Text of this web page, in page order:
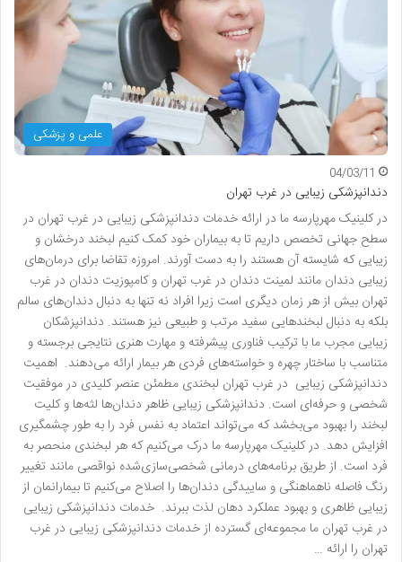
علمی و پزشکی
04/03/11
دندانپزشکی زیبایی در غرب تهران
در کلینیک مهرپارسه ما در ارائه خدمات دندانپزشکی زیبایی در غرب تهران در
سطح جهانی تخصص داریم تا به بیماران خود کمک کنیم لبخند درخشان و
زیبایی که شایسته آن هستند را به دست آورند. امروزه تقاضا برای درمان‌های
زیبایی دندان مانند لمینت دندان در غرب تهران و کامپوزیت دندان در غرب
تهران بیش از هر زمان دیگری است زیرا افراد نه تنها به دنبال دندان‌های سالم
بلکه به دنبال لبخندهایی سفید مرتب و طبیعی نیز هستند. دندانپزشکان
زیبایی مجرب ما با ترکیب فناوری پیشرفته و مهارت هنری نتایجی برجسته و
متناسب با ساختار چهره و خواسته‌های فردی هر بیمار ارائه می‌دهند. اهمیت
دندانپزشکی زیبایی در غرب تهران لبخندی مطمئن عنصر کلیدی در موفقیت
شخصی و حرفه‌ای است. دندانپزشکی زیبایی ظاهر دندان‌ها لثه‌ها و کلیت
لبخند را بهبود می‌بخشد که می‌تواند اعتماد به نفس فرد را به طور چشمگیری
افزایش دهد. در کلینیک مهرپارسه ما درک می‌کنیم که هر لبخندی منحصر به
فرد است. از طریق برنامه‌های درمانی شخصی‌سازی‌شده نواقصی مانند تغییر
رنگ فاصله ناهماهنگی و ساییدگی دندان‌ها را اصلاح می‌کنیم تا بیمارانمان از
زیبایی ظاهری و بهبود عملکرد دهان لذت ببرند. خدمات دندانپزشکی زیبایی
در غرب تهران ما مجموعه‌ای گسترده از خدمات دندانپزشکی زیبایی در غرب
تهران را ارائه …